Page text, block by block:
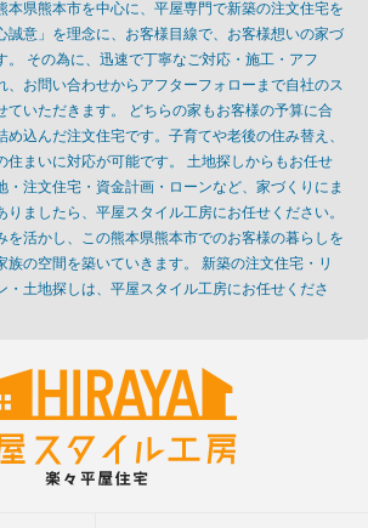
本県熊本市を中心に、平屋専門で新築の注文住宅を
誠意」を理念に、お客様目線で、お客様想いの家づ
。 その為に、迅速で丁寧なご対応・施工・アフ
、お問い合わせからアフターフォローまで自社のス
ていただきます。 どちらの家もお客様の予算に合
め込んだ注文住宅です。子育てや老後の住み替え、
住まいに対応が可能です。 土地探しからもお任せ
・注文住宅・資金計画・ローンなど、家づくりにま
ましたら、平屋スタイル工房にお任せください。
を活かし、この熊本県熊本市でのお客様の暮らしを
族の空間を築いていきます。 新築の注文住宅・リ
・土地探しは、平屋スタイル工房にお任せくださ